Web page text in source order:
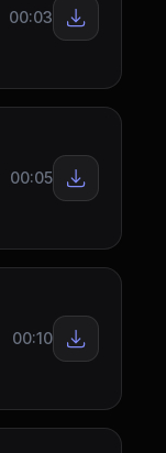
00:03
00:05
00:10